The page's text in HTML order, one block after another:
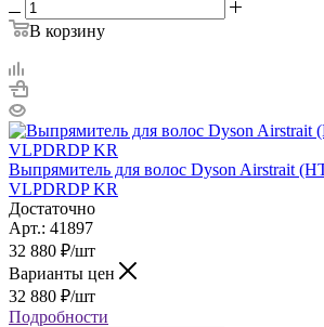
В корзину
Выпрямитель для волос Dyson Airstrait
VLPDRDP KR
Достаточно
Арт.: 41897
32 880 ₽/шт
Варианты цен
32 880 ₽/шт
Подробности